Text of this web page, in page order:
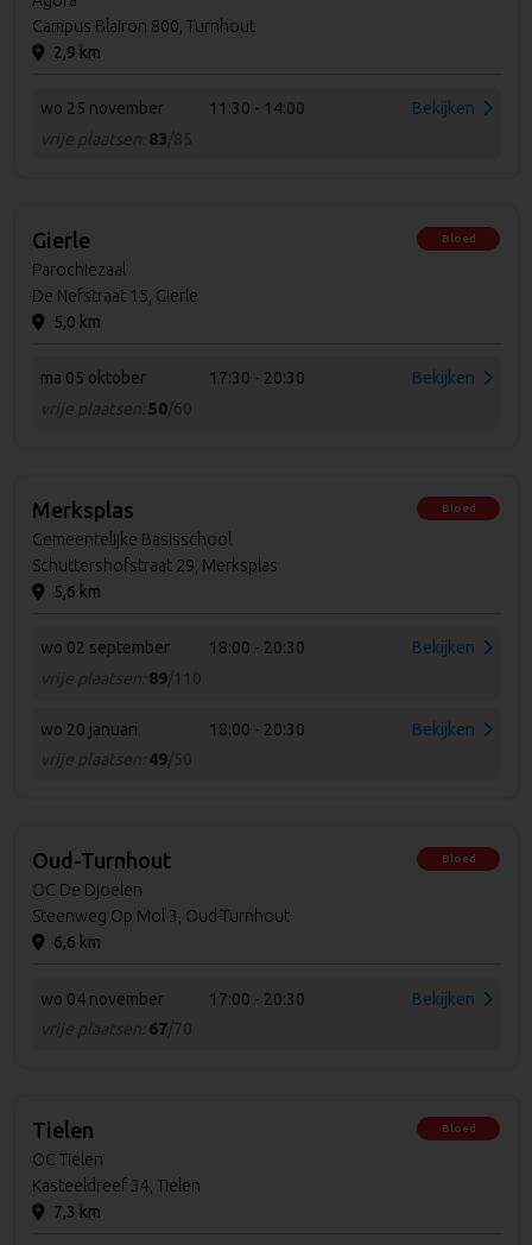
Campus Blairon 800, Turnhout
2,9 km
wo 25 november
11:30 - 14:00
vrije plaatsen: 83/85
Bekijken
Gierle
Parochiezaal
De Nefstraat 15, Gierle
5,0 km
Bloed
ma 05 oktober
17:30 - 20:30
vrije plaatsen: 50/60
Bekijken
Merksplas
Gemeentelijke Basisschool
Schuttershofstraat 29, Merksplas
5,6 km
Bloed
wo 02 september
18:00 - 20:30
vrije plaatsen: 89/110
Bekijken
wo 20 januari
18:00 - 20:30
vrije plaatsen: 49/50
Bekijken
Oud-Turnhout
OC De Djoelen
Steenweg Op Mol 3, Oud-Turnhout
6,6 km
Bloed
wo 04 november
17:00 - 20:30
vrije plaatsen: 67/70
Bekijken
Tielen
OC Tielen
Kasteeldreef 34, Tielen
7,3 km
Bloed